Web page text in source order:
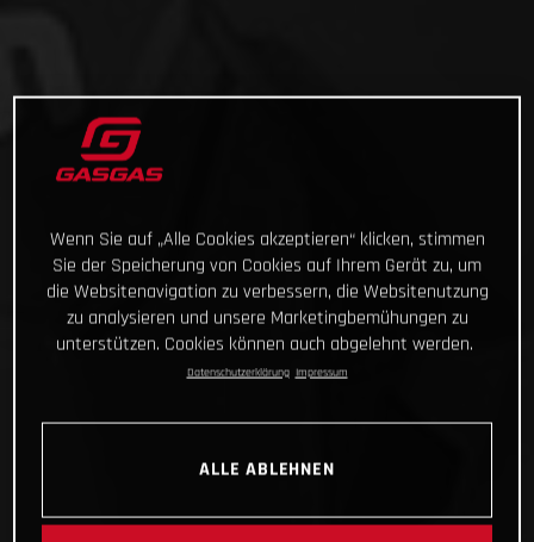
Wenn Sie auf „Alle Cookies akzeptieren“ klicken, stimmen
Sie der Speicherung von Cookies auf Ihrem Gerät zu, um
die Websitenavigation zu verbessern, die Websitenutzung
zu analysieren und unsere Marketingbemühungen zu
unterstützen. Cookies können auch abgelehnt werden.
Datenschutzerklärung Impressum
ALLE ABLEHNEN